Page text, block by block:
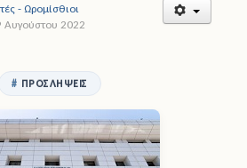
- Ωρομίσθιοι
Αυγούστου 2022
ΠΡΟΣΛΉΨΕΙΣ